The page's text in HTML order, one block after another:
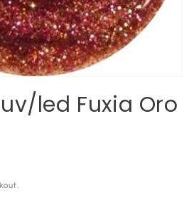
led Fuxia Oro